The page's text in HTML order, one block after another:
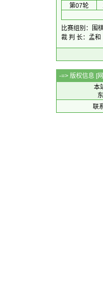
第07轮
比赛组别：围
裁 判 长：孟和
-=> 版权信息 [
本
联